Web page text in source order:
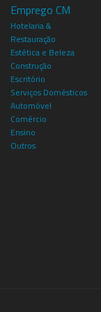
Emprego CM
Hotelaria &
Restauração
Estética e Beleza
Construção
Escritório
Serviços Domésticos
Automóvel
Comércio
Ensino
Outros